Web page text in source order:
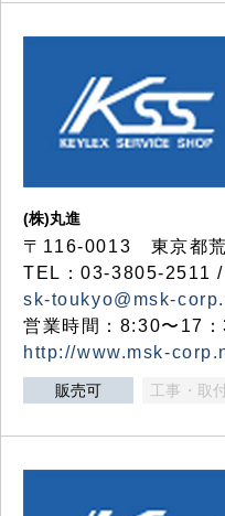
(株)丸進
〒116-0013 東京都
TEL：03-3805-2511
sk-toukyo@msk-
営業時間：8:30〜17
http://www.msk-
販売可 工事・取